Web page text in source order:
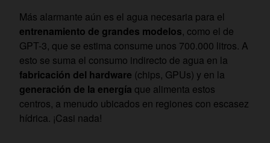
Más alarmante aún es el agua necesaria para el
entrenamiento de grandes modelos, como el de
GPT-3, que se estima consume unos 700.000 litros. A
esto se suma el consumo indirecto de agua en la
fabricación del hardware (chips, GPUs) y en la
generación de la energía que alimenta estos
centros, a menudo ubicados en regiones con escasez
hídrica. ¡Casi nada!